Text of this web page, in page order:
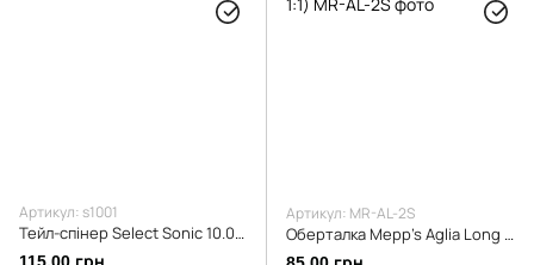
Артикул: s1001
Тейл-спінер Select Sonic 10.0g #01
115.00 грн
Артикул: MR-AL-2S
Оберталка Mepp's Aglia Long #2 срібло 7g (Репліка 1:1)